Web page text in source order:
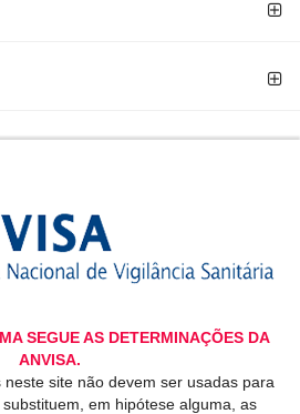
SEGUE AS DETERMINAÇÕES DA
ANVISA.
site não devem ser usadas para
em hipótese alguma, as